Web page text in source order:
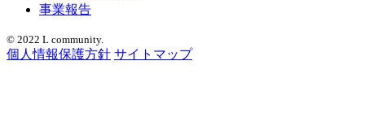
事業報告
© 2022 L community.
個人情報保護方針 サイトマップ